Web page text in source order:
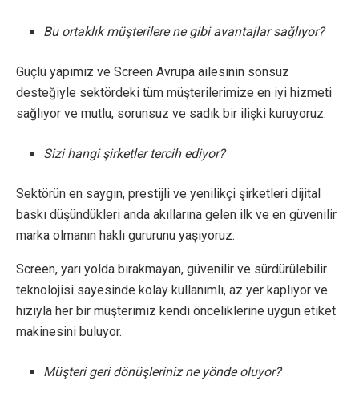
Bu ortaklık müşterilere ne gibi avantajlar sağlıyor?
Güçlü yapımız ve Screen Avrupa ailesinin sonsuz
desteğiyle sektördeki tüm müşterilerimize en iyi hizmeti
sağlıyor ve mutlu, sorunsuz ve sadık bir ilişki kuruyoruz.
Sizi hangi şirketler tercih ediyor?
Sektörün en saygın, prestijli ve yenilikçi şirketleri dijital
baskı düşündükleri anda akıllarına gelen ilk ve en güvenilir
marka olmanın haklı gururunu yaşıyoruz.
Screen, yarı yolda bırakmayan, güvenilir ve sürdürülebilir
teknolojisi sayesinde kolay kullanımlı, az yer kaplıyor ve
hızıyla her bir müşterimiz kendi önceliklerine uygun etiket
makinesini buluyor.
Müşteri geri dönüşleriniz ne yönde oluyor?